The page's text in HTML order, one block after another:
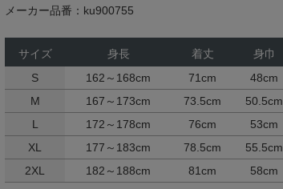
メーカー品番：ku900755
サイズ 身長 着丈 身巾
S
162～168cm 71cm 48cm
M
167～173cm 73.5cm 50.5cm
L
172～178cm 76cm 53cm
XL
177～183cm 78.5cm 55.5cm
2XL
182～188cm 81cm 58cm